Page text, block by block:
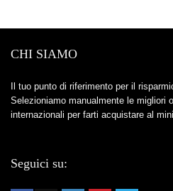
CHI SIAMO
Il tuo punto di riferimento per il
Selezioniamo manualmente le migliori
internazionali per farti acquistare al
Seguici su: